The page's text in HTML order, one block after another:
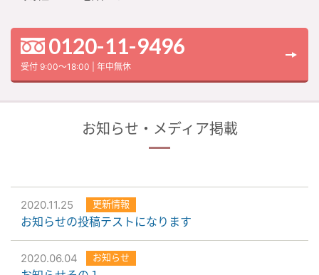
0120-11-9496
受付 9:00～18:00 | 年中無休
お知らせ・メディア掲載
2020.11.25 更新情報
お知らせの投稿テストになります
2020.06.04 お知らせ